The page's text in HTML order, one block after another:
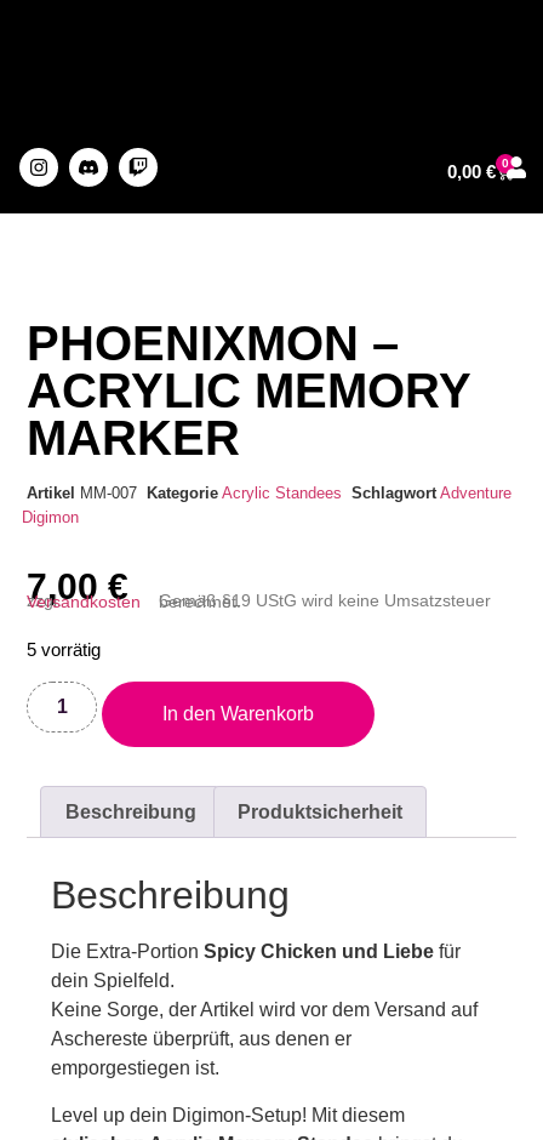
0,00 € 0
PHOENIXMON –
ACRYLIC MEMORY
MARKER
Artikel MM-007 Kategorie Acrylic Standees Schlagwort Adventure
Digimon
7,00€
zzgl.
Versandkosten Gemäß §19 UStG wird keine Umsatzsteuer berechnet.
5 vorrätig
In den Warenkorb
Beschreibung Produktsicherheit
Beschreibung
Die Extra-PortionSpicy Chicken und Liebe für
dein Spielfeld.
Keine Sorge, der Artikel wird vor dem Versand auf
Aschereste überprüft, aus denen er
emporgestiegen ist.
Level up dein Digimon-Setup! Mit diesem